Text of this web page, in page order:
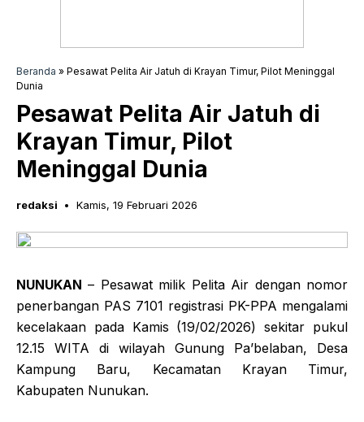
Beranda » Pesawat Pelita Air Jatuh di Krayan Timur, Pilot Meninggal
Dunia
Pesawat Pelita Air Jatuh di
Krayan Timur, Pilot
Meninggal Dunia
redaksi Kamis, 19 Februari 2026
NUNUKAN – Pesawat milik Pelita Air dengan nomor
penerbangan PAS 7101 registrasi PK-PPA mengalami
kecelakaan pada Kamis (19/02/2026) sekitar pukul
12.15 WITA di wilayah Gunung Pa’belaban, Desa
Kampung Baru, Kecamatan Krayan Timur,
Kabupaten Nunukan.